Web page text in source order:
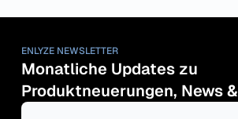
ENLYZE NEWSLETTER
Monatliche Updates zu
Produktneuerungen, News